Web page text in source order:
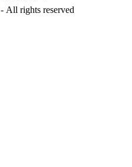
- All rights reserved